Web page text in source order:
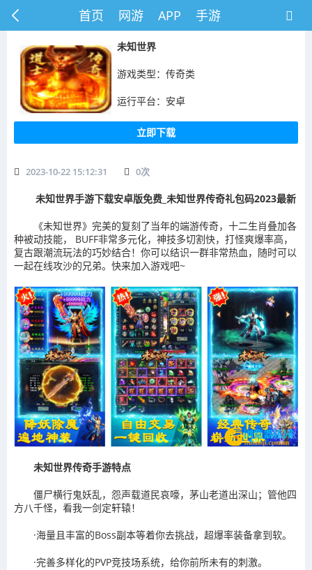
首页 网游 APP 手游
​未知世界
游戏类型：传奇类
运行平台：安卓
立即下载
2023-10-22 15:12:31 0次
未知世界手游下载安卓版免费_未知世界传奇礼包码2023最新
《未知世界》完美的复刻了当年的端游传奇，十二生肖叠加各
种被动技能， BUFF非常多元化，神技多切割快，打怪爽爆率高，
复古跟潮流玩法的巧妙结合！你可以结识一群非常热血，随时可以
一起在线攻沙的兄弟。快来加入游戏吧~
未知世界传奇手游特点
僵尸横行鬼妖乱，怨声载道民哀嚎，茅山老道出深山；管他四
方八千怪，看我一剑定轩辕！
·海量且丰富的Boss副本等着你去挑战，超爆率装备拿到软。
·完善多样化的PVP竞技场系统，给你前所未有的刺激。